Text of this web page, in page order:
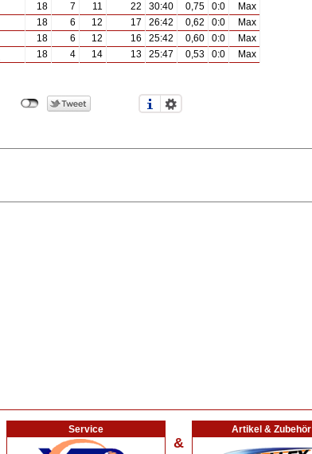
18 7 11 22 30:40 0,75 0:0
Max
18 6 12 17 26:42 0,62 0:0
Max
18 6 12 16 25:42 0,60 0:0
Max
18 4 14 13 25:47 0,53 0:0
Max
Service
&
Artikel & Zubehör